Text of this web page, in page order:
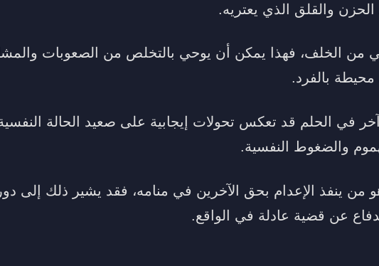
والقلق الذي يعتريه.
من الخلف، فهذا يمكن أن يوحي بالتخلص من الصعوبات
بالفرد.
في الحلم قد تعكس تحولات إيجابية على صعيد الحالة النفسية
والضغوط النفسية.
هو من ينفذ الإعدام بحق الآخرين في منامه، فقد يشير ذلك إلى
عن قضية عادلة في الواقع.